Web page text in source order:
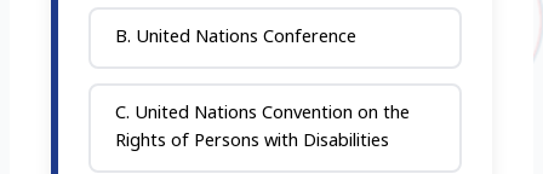
B. United Nations Conference
C. United Nations Convention on the
Rights of Persons with Disabilities